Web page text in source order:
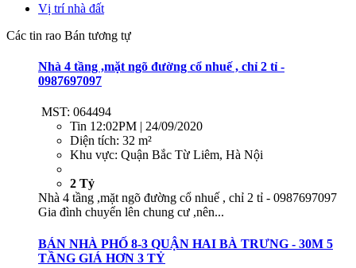
Vị trí nhà đất
Các tin rao Bán tương tự
Nhà 4 tầng ,mặt ngõ đường cổ nhuế , chỉ 2 tỉ -
0987697097
MST: 064494
Tin 12:02PM | 24/09/2020
Diện tích: 32 m²
Khu vực: Quận Bắc Từ Liêm, Hà Nội
2 Tỷ
Nhà 4 tầng ,mặt ngõ đường cổ nhuế , chỉ 2 tỉ - 0987697097
Gia đình chuyển lên chung cư ,nên...
BÁN NHÀ PHỐ 8-3 QUẬN HAI BÀ TRƯNG - 30M 5
TẦNG GIÁ HƠN 3 TỶ